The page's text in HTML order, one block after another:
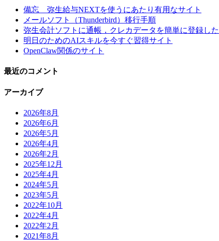
備忘 弥生給与NEXTを使うにあたり有用なサイト
メールソフト（Thunderbird）移行手順
弥生会計ソフトに通帳，クレカデータを簡単に登録し
明日のためのAIスキルを今すぐ習得サイト
OpenClaw関係のサイト
最近のコメント
アーカイブ
2026年8月
2026年6月
2026年5月
2026年4月
2026年2月
2025年12月
2025年4月
2024年5月
2023年5月
2022年10月
2022年4月
2022年2月
2021年8月